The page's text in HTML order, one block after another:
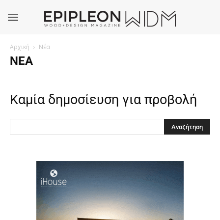
Αρχική Νέα
ΝΈΑ
Καμία δημοσίευση για προβολή